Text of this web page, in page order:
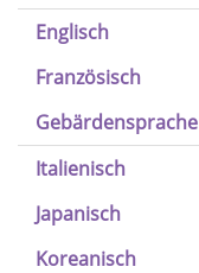
Englisch
Französisch
Gebärdensprache
Italienisch
Japanisch
Koreanisch